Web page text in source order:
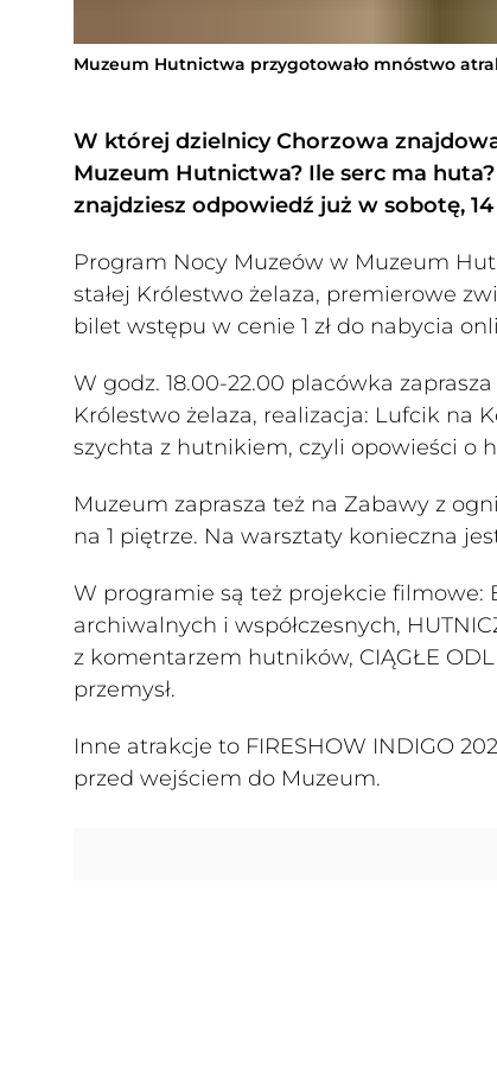
Muzeum Hutnictwa przygotowało mnóstwo
W której dzielnicy Chorzowa
Muzeum Hutnictwa? Ile serc ma
znajdziesz odpowiedź już w sobotę,
Program Nocy Muzeów w Muzeum
stałej Królestwo żelaza, premierowe
bilet wstępu w cenie 1 zł do nabycia
W godz. 18.00-22.00 placówka
Królestwo żelaza, realizacja: Lufcik na
szychta z hutnikiem, czyli opowieści o
Muzeum zaprasza też na Zabawy z
na 1 piętrze. Na warsztaty konieczna
W programie są też projekcie filmowe:
archiwalnych i współczesnych,
z komentarzem hutników, CIĄGŁE
przemysł.
Inne atrakcje to FIRESHOW INDIGO
przed wejściem do Muzeum.